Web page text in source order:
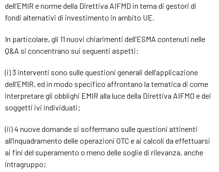
dell’EMIR e norme della Direttiva AIFMD in tema di gestori di
fondi alternativi di investimento in ambito UE.
In particolare, gli 11 nuovi chiarimenti dell’ESMA contenuti nelle
Q&A si concentrano sui seguenti aspetti:
(i) 3 interventi sono sulle questioni generali dell’applicazione
dell’EMIR, ed in modo specifico affrontano la tematica di come
interpretare gli obblighi EMIR alla luce della Direttiva AIFMD e dei
soggetti ivi individuati;
(ii) 4 nuove domande si soffermano sulle questioni attinenti
all’inquadramento delle operazioni OTC e ai calcoli da effettuarsi
ai fini del superamento o meno delle soglie di rilevanza, anche
intragruppo;